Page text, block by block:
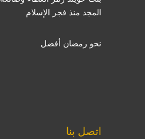
المجد منذ فجر الإسلام
نحو رمضان أفضل
اتصل بنا